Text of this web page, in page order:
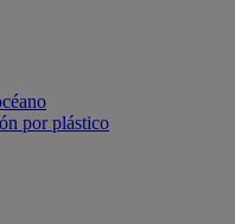
por plástico